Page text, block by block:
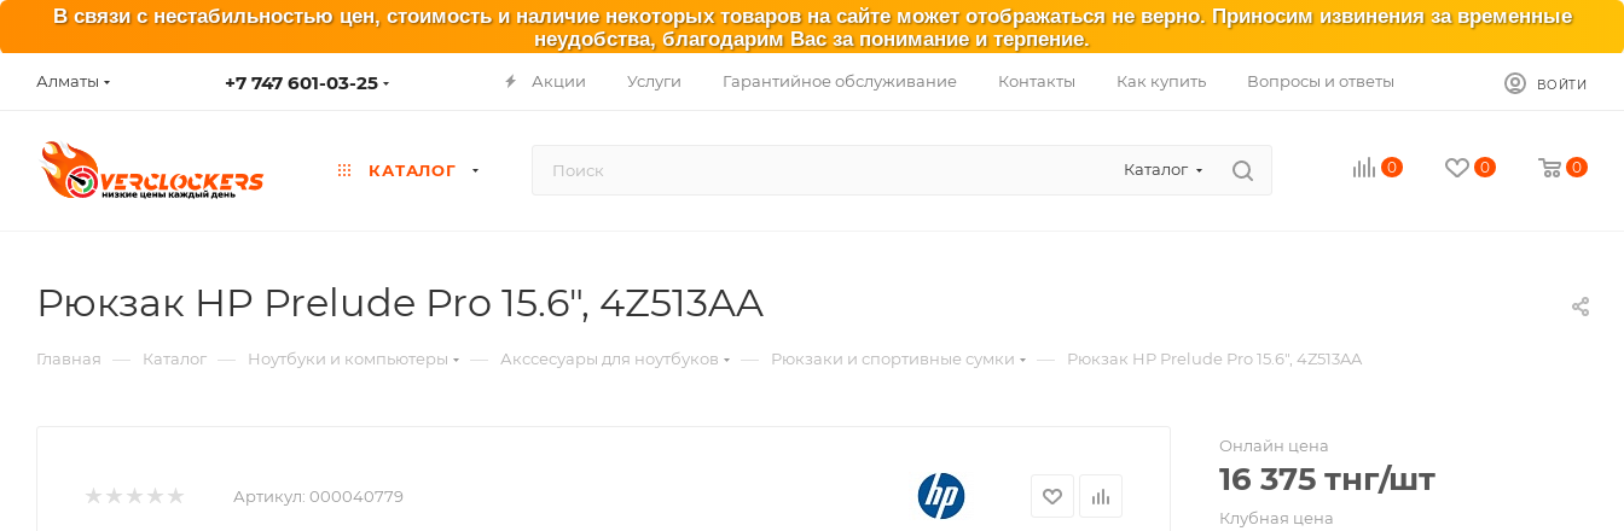
В связи с нестабильностью цен, стоимость и наличие некоторых товаров на сайте может отображаться не верно. Приносим извинения за временные
неудобства, благодарим Вас за понимание и терпение.
Алматы +7 747 601-03-25 Акции Услуги Гарантийное обслуживание Контакты Как купить Вопросы и ответы ВОЙТИ
КАТАЛОГ Каталог 0 0 0
Рюкзак HP Prelude Pro 15.6", 4Z513AA
Главная — Каталог — Ноутбуки и компьютеры — Акссесуары для ноутбуков — Рюкзаки и спортивные сумки — Рюкзак HP Prelude Pro 15.6", 4Z513AA
Артикул: 000040779
Онлайн цена
16 375 тнг/шт
Клубная цена